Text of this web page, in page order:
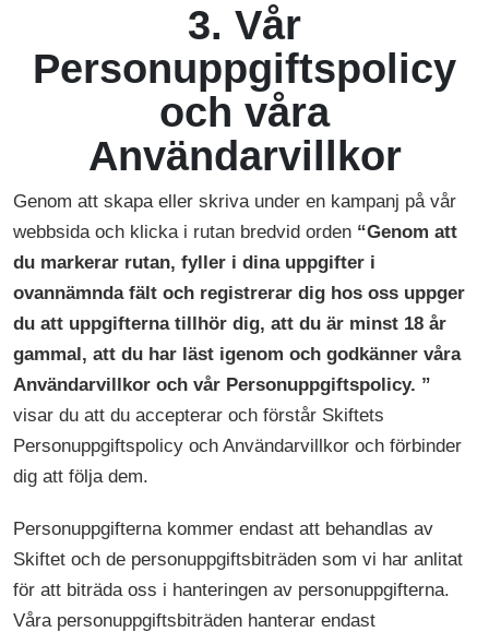
3. Vår
Personuppgiftspolicy
och våra
Användarvillkor
Genom att skapa eller skriva under en kampanj på vår
webbsida och klicka i rutan bredvid orden “Genom att
du markerar rutan, fyller i dina uppgifter i
ovannämnda fält och registrerar dig hos oss uppger
du att uppgifterna tillhör dig, att du är minst 18 år
gammal, att du har läst igenom och godkänner våra
Användarvillkor och vår Personuppgiftspolicy. ”
visar du att du accepterar och förstår Skiftets
Personuppgiftspolicy och Användarvillkor och förbinder
dig att följa dem.
Personuppgifterna kommer endast att behandlas av
Skiftet och de personuppgiftsbiträden som vi har anlitat
för att biträda oss i hanteringen av personuppgifterna.
Våra personuppgiftsbiträden hanterar endast